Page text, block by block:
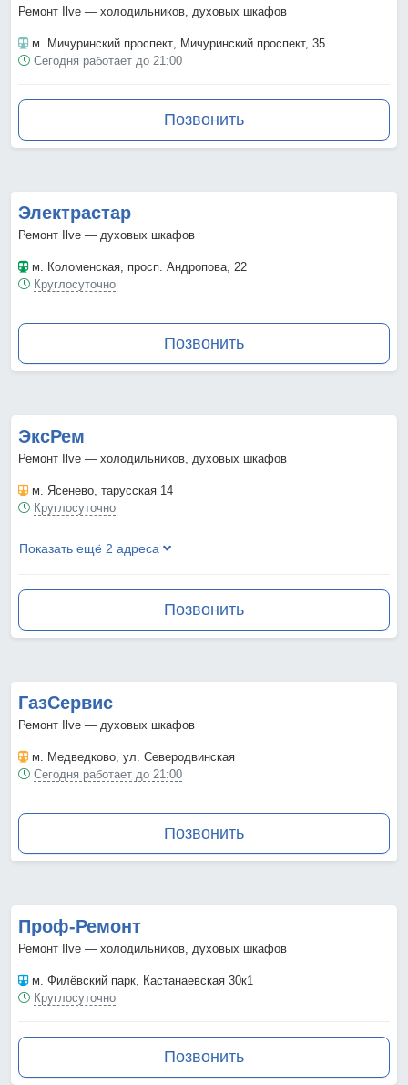
Ремонт Ilve — холодильников, духовых шкафов
м. Мичуринский проспект , Мичуринский проспект, 35
Сегодня работает до 21:00
Позвонить
Электрастар
Ремонт Ilve — духовых шкафов
м. Коломенская , просп. Андропова, 22
Круглосуточно
Позвонить
ЭксРем
Ремонт Ilve — холодильников, духовых шкафов
м. Ясенево , тарусская 14
Круглосуточно
Показать ещё 2 адреса
Позвонить
ГазСервис
Ремонт Ilve — духовых шкафов
м. Медведково , ул. Северодвинская
Сегодня работает до 21:00
Позвонить
Проф-Ремонт
Ремонт Ilve — холодильников, духовых шкафов
м. Филёвский парк , Кастанаевская 30к1
Круглосуточно
Позвонить